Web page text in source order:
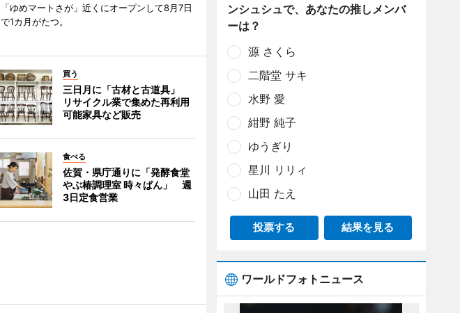
「ゆめマートさが」近くにオープンして8月7日
で1カ月がたつ。
買う
三日月に「古材と古道具」
リサイクル業で集めた再利用
可能家具など販売
食べる
佐賀・県庁通りに「発酵食堂
やぶ椿調理室 時々ぱん」 週
3日定食営業
ンシュシュで、あなたの推しメンバ
ーは？
源 さくら
二階堂 サキ
水野 愛
紺野 純子
ゆうぎり
星川 リリィ
山田 たえ
投票する 結果を見る
ワールドフォトニュース